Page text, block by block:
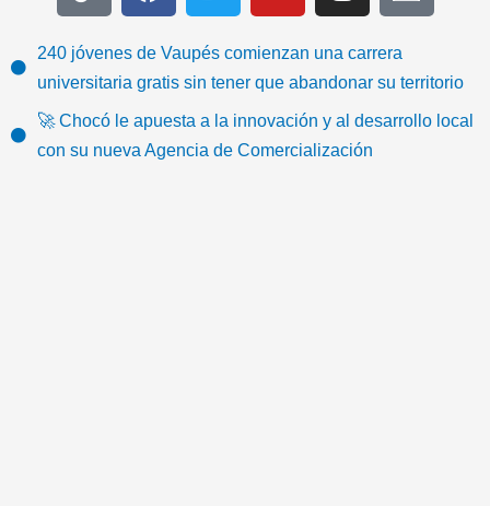
t
o
k
e
b
o
o
k
t
t
e
r
t
u
b
e
t
a
g
r
a
-
e
m
240 jóvenes de Vaupés comienzan una carrera
universitaria gratis sin tener que abandonar su territorio
🚀 Chocó le apuesta a la innovación y al desarrollo local
con su nueva Agencia de Comercialización